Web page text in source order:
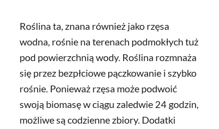
Roślina ta, znana również jako rzęsa
wodna, rośnie na terenach podmokłych tuż
pod powierzchnią wody. Roślina rozmnaża
się przez bezpłciowe pączkowanie i szybko
rośnie. Ponieważ rzęsa może podwoić
swoją biomasę w ciągu zaledwie 24 godzin,
możliwe są codzienne zbiory. Dodatki